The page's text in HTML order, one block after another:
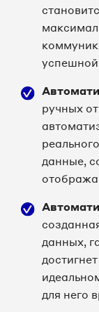
ручных
данные,
данных,
для него